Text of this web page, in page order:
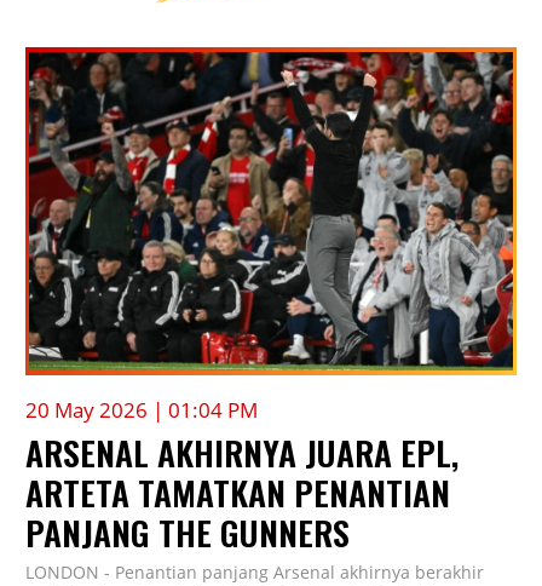
20 May 2026 | 01:04 PM
ARSENAL AKHIRNYA JUARA EPL,
ARTETA TAMATKAN PENANTIAN
PANJANG THE GUNNERS
LONDON - Penantian panjang Arsenal akhirnya berakhir